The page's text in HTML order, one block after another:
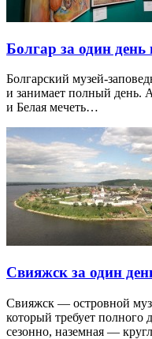
Болгар за один день
Болгарский музей-
и занимает полный день.
и Белая мечеть…
Свияжск за один
Свияжск — островной
который требует полного
сезонно, наземная —